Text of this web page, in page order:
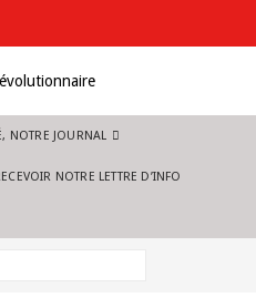
NOTRE JOURNAL
NOTRE LETTRE D’INFO